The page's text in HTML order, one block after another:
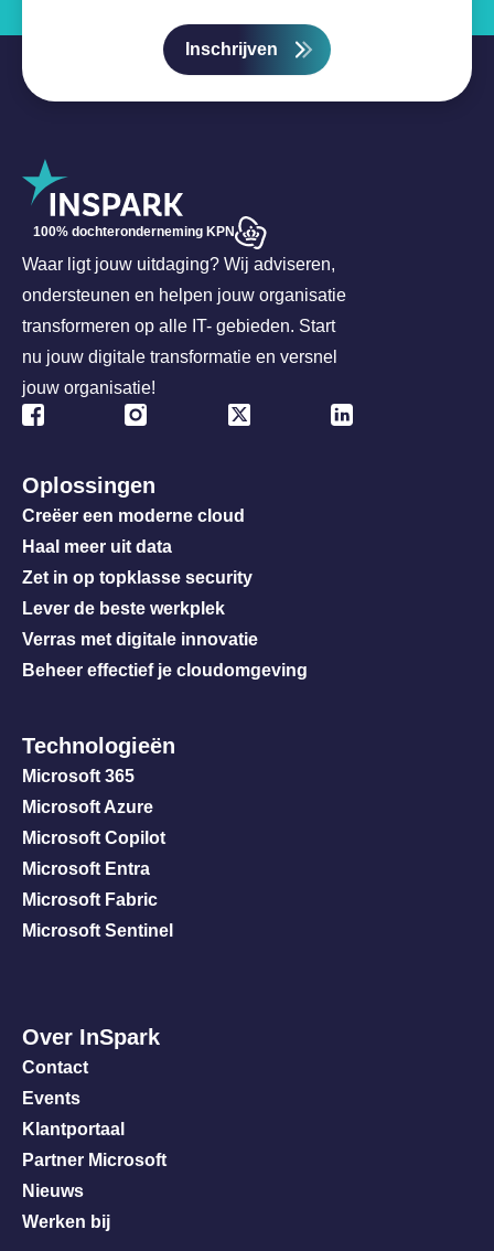
Inschrijven
100% dochteronderneming KPN
Waar ligt jouw uitdaging? Wij adviseren,
ondersteunen en helpen jouw organisatie
transformeren op alle IT- gebieden. Start
nu jouw digitale transformatie en versnel
jouw organisatie!
Oplossingen
Creëer een moderne cloud
Haal meer uit data
Zet in op topklasse security
Lever de beste werkplek
Verras met digitale innovatie
Beheer effectief je cloudomgeving
Technologieën
Microsoft 365
Microsoft Azure
Microsoft Copilot
Microsoft Entra
Microsoft Fabric
Microsoft Sentinel
Over InSpark
Contact
Events
Klantportaal
Partner Microsoft
Nieuws
Werken bij